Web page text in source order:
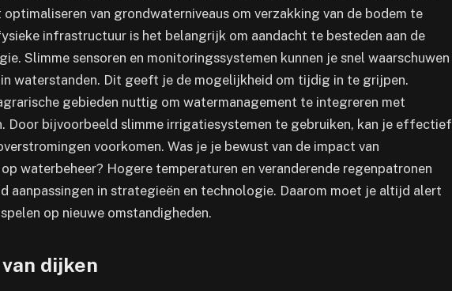
van grondwaterniveaus om verzakking van de bodem te
infrastructuur is het belangrijk om aandacht te besteden aan de
Slimme sensoren en monitoringssystemen kunnen je snel waarschuwen
waterstanden. Dit geeft je de mogelijkheid om tijdig in te grijpen.
gebieden nuttig om watermanagement te integreren met
Door bijvoorbeeld slimme irrigatiesystemen te gebruiken, kan je effectief
voorkomen. Was je je bewust van de impact van
waterbeheer? Hogere temperaturen en veranderende regenpatronen
aanpassingen in strategieën en technologie. Daarom moet je altijd alert
op nieuwe omstandigheden.
dijken